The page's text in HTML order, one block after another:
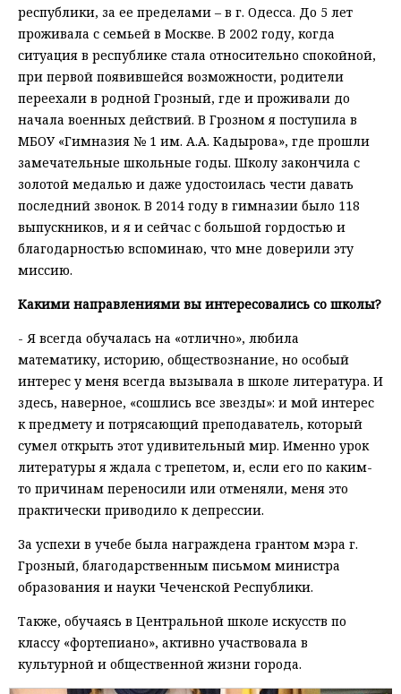
республики, за ее пределами – в г. Одесса. До 5 лет
проживала с семьей в Москве. В 2002 году, когда
ситуация в республике стала относительно спокойной,
при первой появившейся возможности, родители
переехали в родной Грозный, где и проживали до
начала военных действий. В Грозном я поступила в
МБОУ «Гимназия № 1 им. А.А. Кадырова», где прошли
замечательные школьные годы. Школу закончила с
золотой медалью и даже удостоилась чести давать
последний звонок. В 2014 году в гимназии было 118
выпускников, и я и сейчас с большой гордостью и
благодарностью вспоминаю, что мне доверили эту
миссию.
Какими направлениями вы интересовались со школы?
- Я всегда обучалась на «отлично», любила
математику, историю, обществознание, но особый
интерес у меня всегда вызывала в школе литература. И
здесь, наверное, «сошлись все звезды»: и мой интерес
к предмету и потрясающий преподаватель, который
сумел открыть этот удивительный мир. Именно урок
литературы я ждала с трепетом, и, если его по каким-
то причинам переносили или отменяли, меня это
практически приводило к депрессии.
За успехи в учебе была награждена грантом мэра г.
Грозный, благодарственным письмом министра
образования и науки Чеченской Республики.
Также, обучаясь в Центральной школе искусств по
классу «фортепиано», активно участвовала в
культурной и общественной жизни города.